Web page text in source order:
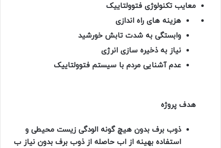
معایب تکنولوژی فتوولتاییک
هزینه های راه اندازی
وابستگی به شدت تابش خورشید
نیاز به ذخیره سازی انرژی
عدم آشنایی مردم با سیستم فتوولتاییک
هدف پروژه
ذوب برف بدون هیچ گونه الودگی زیست محیطی و
استفاده بهینه از اب حاصله از ذوب برف بدون نیاز ب